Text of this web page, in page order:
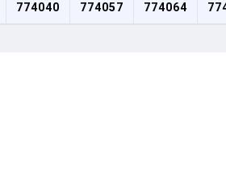
774040 774057 774064